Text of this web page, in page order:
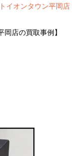
イオンタウン平岡店
岡店の買取事例】